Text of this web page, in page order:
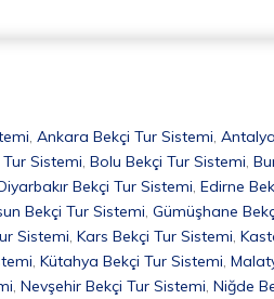
, Ankara Bekçi Tur Sistemi,
Sistemi, Bolu Bekçi Tur Sistemi,
Bekçi Tur Sistemi, Edirne
Bekçi Tur Sistemi, Gümüşhane
Sistemi, Kars Bekçi Tur Sistemi,
, Kütahya Bekçi Tur Sistemi,
, Nevşehir Bekçi Tur Sistemi, Niğde